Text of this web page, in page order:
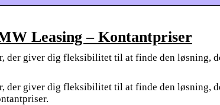
Leasing – Kontantpriser
der giver dig fleksibilitet til at finde den løsning,
der giver dig fleksibilitet til at finde den løsning,